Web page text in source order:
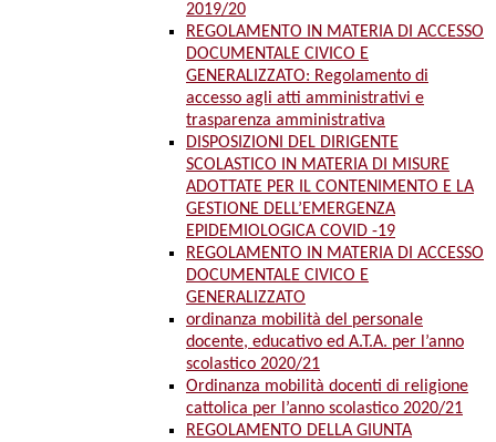
2019/20
REGOLAMENTO IN MATERIA DI ACCESSO
DOCUMENTALE CIVICO E
GENERALIZZATO: Regolamento di
accesso agli atti amministrativi e
trasparenza amministrativa
DISPOSIZIONI DEL DIRIGENTE
SCOLASTICO IN MATERIA DI MISURE
ADOTTATE PER IL CONTENIMENTO E LA
GESTIONE DELL’EMERGENZA
EPIDEMIOLOGICA COVID -19
REGOLAMENTO IN MATERIA DI ACCESSO
DOCUMENTALE CIVICO E
GENERALIZZATO
ordinanza mobilità del personale
docente, educativo ed A.T.A. per l’anno
scolastico 2020/21
Ordinanza mobilità docenti di religione
cattolica per l’anno scolastico 2020/21
REGOLAMENTO DELLA GIUNTA